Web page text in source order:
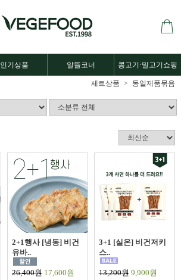
인기상품 알뜰코너 콩고기·밀고기쇼핑
세트상품 동일제품묶음
2+1행사 [냉동] 비건
유바..
26,400원17,600원
3+1 [실온] 비건저키
스..
13,200원9,900원